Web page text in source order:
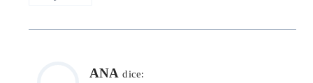
ANA dice: